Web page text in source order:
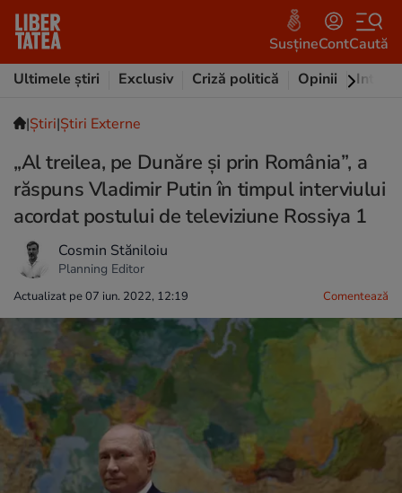
SusțineContCaută
Ultimele știri
Exclusiv Criză politică Opinii
|Ştiri|Știri Externe
„Al treilea, pe Dunăre și prin România”, a
răspuns Vladimir Putin în timpul interviului
acordat postului de televiziune Rossiya 1
Cosmin Stăniloiu
Planning Editor
Actualizat pe 07 iun. 2022, 12:19 Comentează